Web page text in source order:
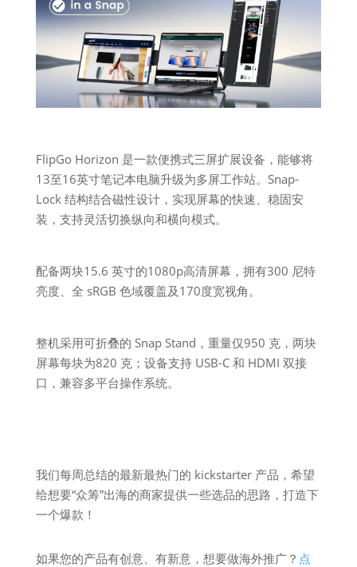
FlipGo Horizon 是一款便携式三屏扩展设备，能够将
13至16英寸笔记本电脑升级为多屏工作站。Snap-
Lock 结构结合磁性设计，实现屏幕的快速、稳固安
装，支持灵活切换纵向和横向模式。
配备两块15.6 英寸的1080p高清屏幕，拥有300 尼特
亮度、全 sRGB 色域覆盖及170度宽视角。
整机采用可折叠的 Snap Stand，重量仅950 克，两块
屏幕每块为820 克；设备支持 USB-C 和 HDMI 双接
口，兼容多平台操作系统。
我们每周总结的最新最热门的 kickstarter 产品，希望
给想要“众筹”出海的商家提供一些选品的思路，打造下
一个爆款！
如果您的产品有创意、有新意，想要做海外推广？ 点